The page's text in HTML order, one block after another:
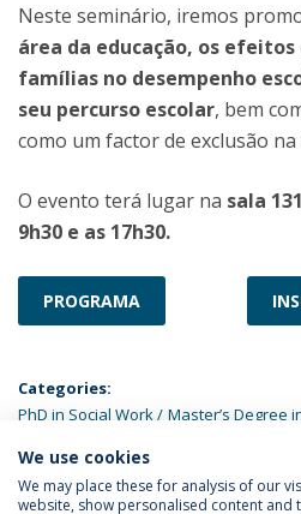
Neste seminário, iremos
área da educação, os
famílias no desempenho
seu percurso escolar, bem
como um factor de exclusão na
O evento terá lugar na sala
9h30 e as 17h30.
PROGRAMA
Categories:
PhD in Social Work
Master’s Degree
UPCOMING EVENTS
We use cookies
We may place these for analysis of our
website, show personalised content and